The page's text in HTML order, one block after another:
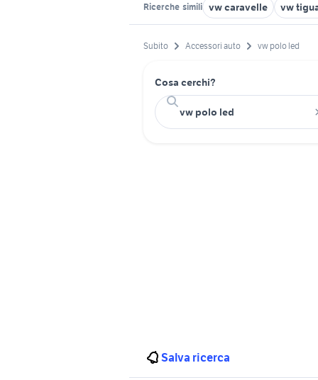
Ricerche simili vw caravelle vw
Subito Accessori auto vw polo led
Cosa cerchi?
Salva ricerca